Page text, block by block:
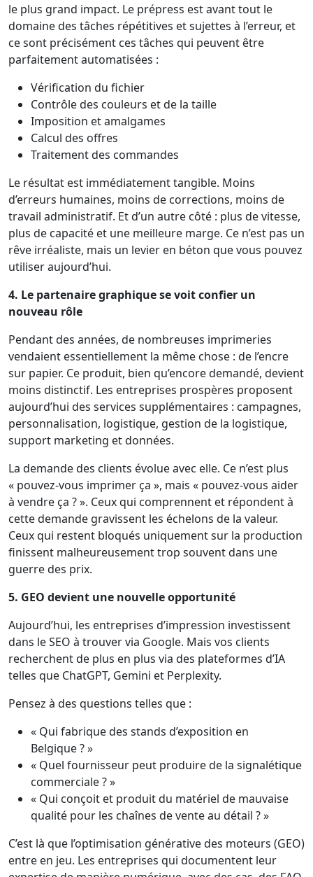
le plus grand impact. Le prépress est avant tout le
domaine des tâches répétitives et sujettes à l’erreur, et
ce sont précisément ces tâches qui peuvent être
parfaitement automatisées :
Vérification du fichier
Contrôle des couleurs et de la taille
Imposition et amalgames
Calcul des offres
Traitement des commandes
Le résultat est immédiatement tangible. Moins
d’erreurs humaines, moins de corrections, moins de
travail administratif. Et d’un autre côté : plus de vitesse,
plus de capacité et une meilleure marge. Ce n’est pas un
rêve irréaliste, mais un levier en béton que vous pouvez
utiliser aujourd’hui.
4. Le partenaire graphique se voit confier un
nouveau rôle
Pendant des années, de nombreuses imprimeries
vendaient essentiellement la même chose : de l’encre
sur papier. Ce produit, bien qu’encore demandé, devient
moins distinctif. Les entreprises prospères proposent
aujourd’hui des services supplémentaires : campagnes,
personnalisation, logistique, gestion de la logistique,
support marketing et données.
La demande des clients évolue avec elle. Ce n’est plus
« pouvez-vous imprimer ça », mais « pouvez-vous aider
à vendre ça ? ». Ceux qui comprennent et répondent à
cette demande gravissent les échelons de la valeur.
Ceux qui restent bloqués uniquement sur la production
finissent malheureusement trop souvent dans une
guerre des prix.
5. GEO devient une nouvelle opportunité
Aujourd’hui, les entreprises d’impression investissent
dans le SEO à trouver via Google. Mais vos clients
recherchent de plus en plus via des plateformes d’IA
telles que ChatGPT, Gemini et Perplexity.
Pensez à des questions telles que :
« Qui fabrique des stands d’exposition en
Belgique ? »
« Quel fournisseur peut produire de la signalétique
commerciale ? »
« Qui conçoit et produit du matériel de mauvaise
qualité pour les chaînes de vente au détail ? »
C’est là que l’optimisation générative des moteurs (GEO)
entre en jeu. Les entreprises qui documentent leur